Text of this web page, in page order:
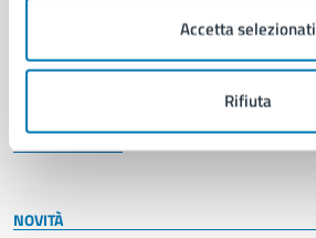
Accetta selezionati
Rifiuta
Giustizia e sicurezza pubblica
Imprese e commercio
Salute, benessere e assistenza
Vita lavorativa
NOVITÀ